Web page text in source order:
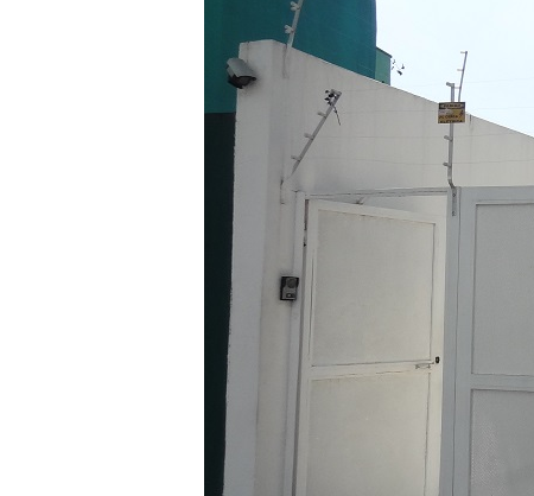
ter entrado numa guerra cultural e religiosa de
10 DE NOVEMBRO DE 2013
Falecimento do Imam Ali Ibn Al-
Em nome de Deus, o Clemente, o
relembramos o martírio do quarto Imam dos
Hussein Ibn Ali Ibn Abi Táleb (A.S.), conhecido